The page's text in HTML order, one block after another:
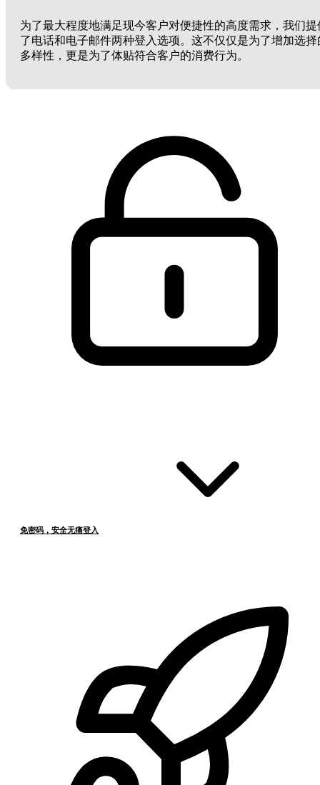
为了最大程度地满足现今客户对便捷性的高度需求，我们提
了电话和电子邮件两种登入选项。这不仅仅是为了增加选择
多样性，更是为了体贴符合客户的消费行为。
免密码，安全无痛登入